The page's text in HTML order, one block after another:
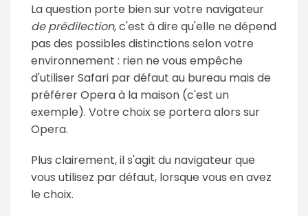
La question porte bien sur votre navigateur
de prédilection, c'est à dire qu'elle ne dépend
pas des possibles distinctions selon votre
environnement : rien ne vous empêche
d'utiliser Safari par défaut au bureau mais de
préférer Opera à la maison (c'est un
exemple). Votre choix se portera alors sur
Opera.
Plus clairement, il s'agit du navigateur que
vous utilisez par défaut, lorsque vous en avez
le choix.